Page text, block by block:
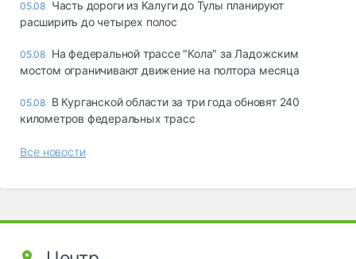
05.08 Часть дороги из Калуги до Тулы планируют
расширить до четырех полос
05.08 На федеральной трассе "Кола" за Ладожским
мостом ограничивают движение на полтора месяца
05.08 В Курганской области за три года обновят 240
километров федеральных трасс
Все новости